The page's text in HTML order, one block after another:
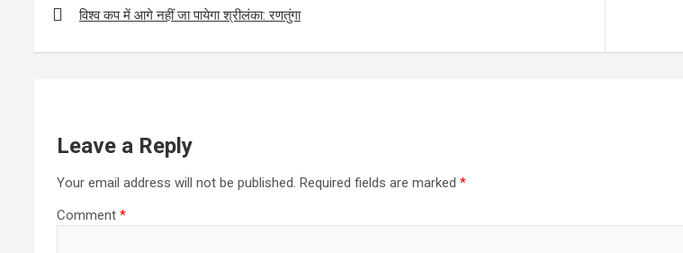
o
k
p
p
navigation
विश्व कप में आगे नहीं जा पायेगा श्रीलंका: रणतुंगा
Leave a Reply
Your email address will not be published. Required fields are marked *
Comment *